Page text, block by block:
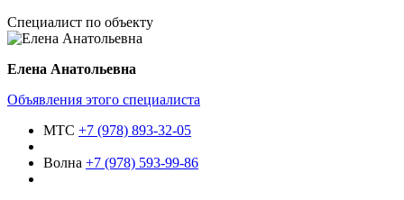
Специалист по объекту
Елена Анатольевна
Объявления этого специалиста
МТС +7 (978) 893-32-05
Волна +7 (978) 593-99-86